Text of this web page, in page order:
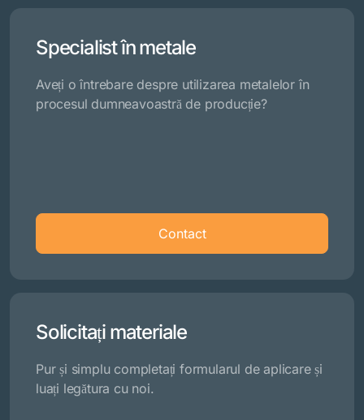
Specialist în metale
Aveți o întrebare despre utilizarea metalelor în
procesul dumneavoastră de producție?
Contact
Solicitați materiale
Pur și simplu completați formularul de aplicare și
luați legătura cu noi.